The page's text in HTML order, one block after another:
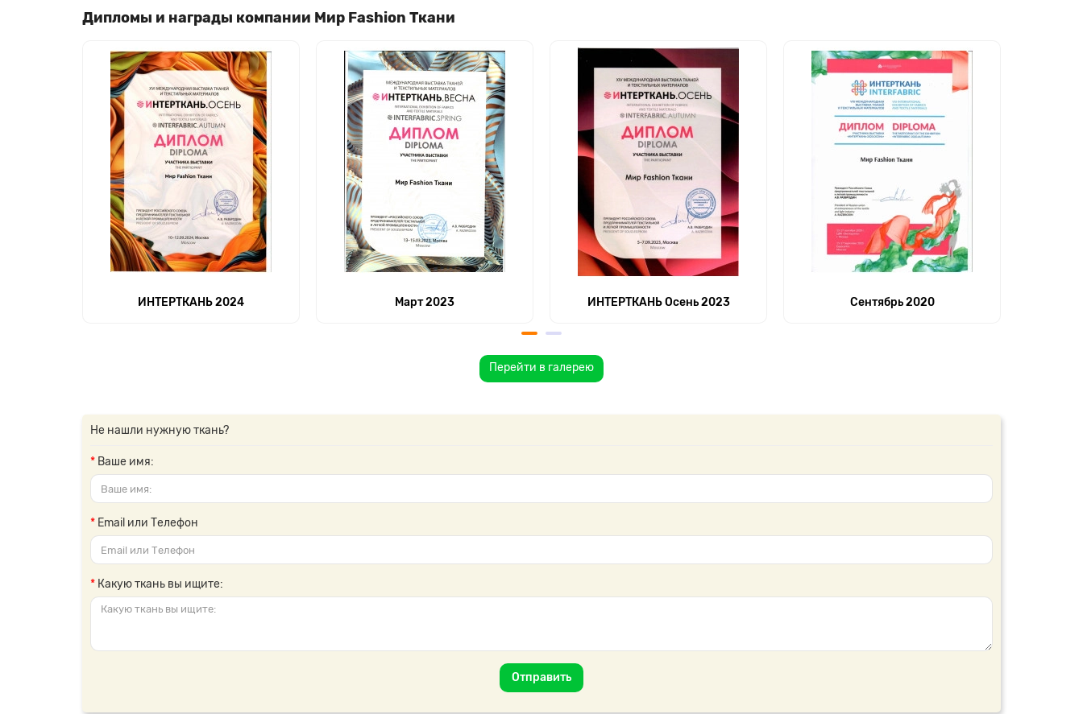
Дипломы и награды компании Мир Fashion Ткани
ИНТЕРТКАНЬ 2024 Март 2023 ИНТЕРТКАНЬ Осень 2023 Сентябрь 2020
Перейти в галерею
Не нашли нужную ткань?
Ваше имя:
Email или Телефон
Какую ткань вы ищите:
Отправить